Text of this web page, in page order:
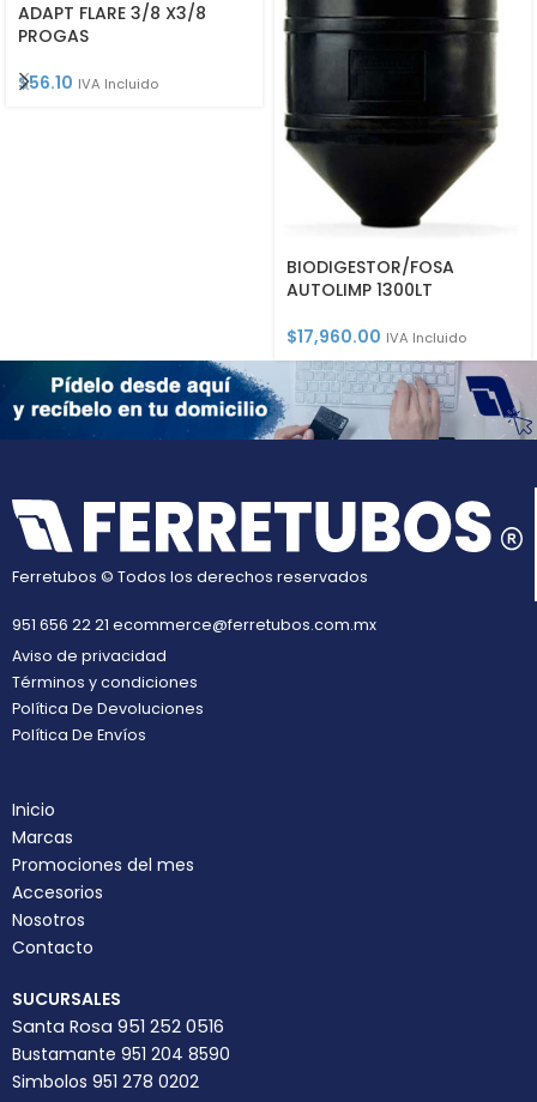
ADAPT FLARE 3/8 X3/8
PROGAS
$56.10 IVA Incluido
BIODIGESTOR/FOSA
AUTOLIMP 1300LT
$17,960.00 IVA Incluido
Ferretubos © Todos los derechos reservados
951 656 22 21 ecommerce@ferretubos.com.mx
Aviso de privacidad
Términos y condiciones
Política De Devoluciones
Política De Envíos
Inicio
Marcas
Promociones del mes
Accesorios
Nosotros
Contacto
SUCURSALES
Santa Rosa 951 252 0516
Bustamante 951 204 8590
Simbolos 951 278 0202